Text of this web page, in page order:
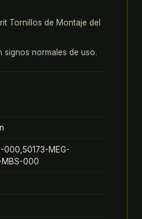
Tornillos de Montaje del
normales de uso.
000,50173-MEG-
000